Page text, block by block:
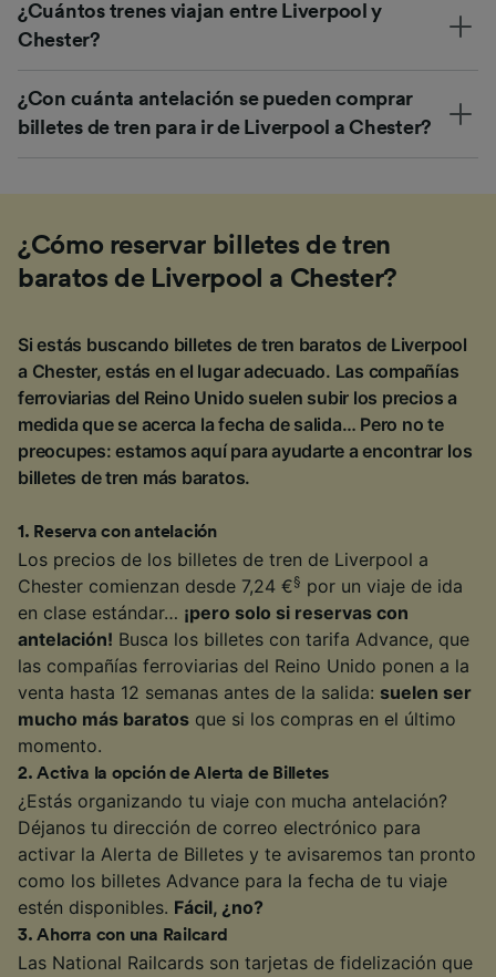
¿Cuántos trenes viajan entre Liverpool y
Chester?
¿Con cuánta antelación se pueden comprar
billetes de tren para ir de Liverpool a Chester?
¿Cómo reservar billetes de tren
baratos de Liverpool a Chester?
Si estás buscando billetes de tren baratos de Liverpool
a Chester, estás en el lugar adecuado. Las compañías
ferroviarias del Reino Unido suelen subir los precios a
medida que se acerca la fecha de salida… Pero no te
preocupes: estamos aquí para ayudarte a encontrar los
billetes de tren más baratos.
1 . Reserva con antelación
Los precios de los billetes de tren de Liverpool a
Chester comienzan desde 7,24 €§ por un viaje de ida
en clase estándar… ¡pero solo si reservas con
antelación! Busca los billetes con tarifa Advance, que
las compañías ferroviarias del Reino Unido ponen a la
venta hasta 12 semanas antes de la salida: suelen ser
mucho más baratos que si los compras en el último
momento.
2.Activa la opción de Alerta de Billetes
¿Estás organizando tu viaje con mucha antelación?
Déjanos tu dirección de correo electrónico para
activar la Alerta de Billetes y te avisaremos tan pronto
como los billetes Advance para la fecha de tu viaje
estén disponibles. Fácil, ¿no?
3.Ahorra con una Railcard
Las National Railcards son tarjetas de fidelización que